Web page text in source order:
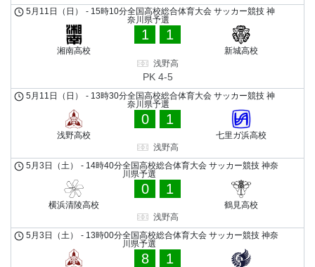
全国高校総合体育大会 サッカー競技 神
奈川県予選
5月11日（日） - 15時10分
湘南高校
1 1
新城高校
浅野高
PK 4-5
全国高校総合体育大会 サッカー競技 神
奈川県予選
5月11日（日） - 13時30分
浅野高校
0 1
七里ガ浜高校
浅野高
全国高校総合体育大会 サッカー競技 神奈
川県予選
5月3日（土） - 14時40分
横浜清陵高校
0 1
鶴見高校
浅野高
全国高校総合体育大会 サッカー競技 神奈
川県予選
5月3日（土） - 13時00分
8 1